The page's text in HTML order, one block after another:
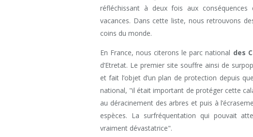
réfléchissant à deux fois aux conséquences
vacances. Dans cette liste, nous retrouvons
coins du monde.
En France, nous citerons le parc national des
d’Etretat. Le premier site souffre ainsi de
et fait l’objet d’un plan de protection depuis
national, "il était important de protéger cette
au déracinement des arbres et puis à
espèces. La surfréquentation qui pouvait
vraiment dévastatrice".